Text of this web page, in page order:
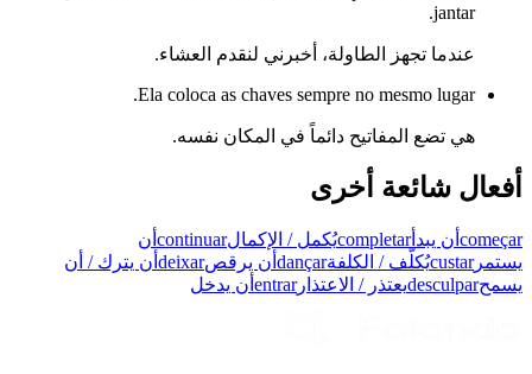
jantar.
عندما تجهز الطاولة، أخبرني لنقدم العشاء.
Ela coloca as chaves sempre no mesmo lugar.
هي تضع المفاتيح دائماً في المكان نفسه.
أفعال شائعة أخرى
começar أن يبدأcompletarيُكمل / الإكمالcontinuar أن
يستمرcustarيُكلّف / الكلفةdançar أن يرقصdeixar أن يترك / أن
يسمحdesculparيعتذر / الاعتذارentrar أن يدخل